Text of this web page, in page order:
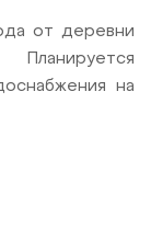
от деревни
на